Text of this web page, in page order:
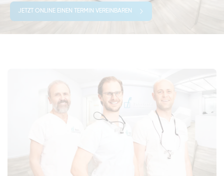
JETZT ONLINE EINEN TERMIN VEREINBAREN